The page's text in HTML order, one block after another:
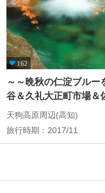
162
～～晩秋の仁淀ブル
谷＆久礼大正町市場＆
天狗高原周辺(高知)
旅行時期：2017/11